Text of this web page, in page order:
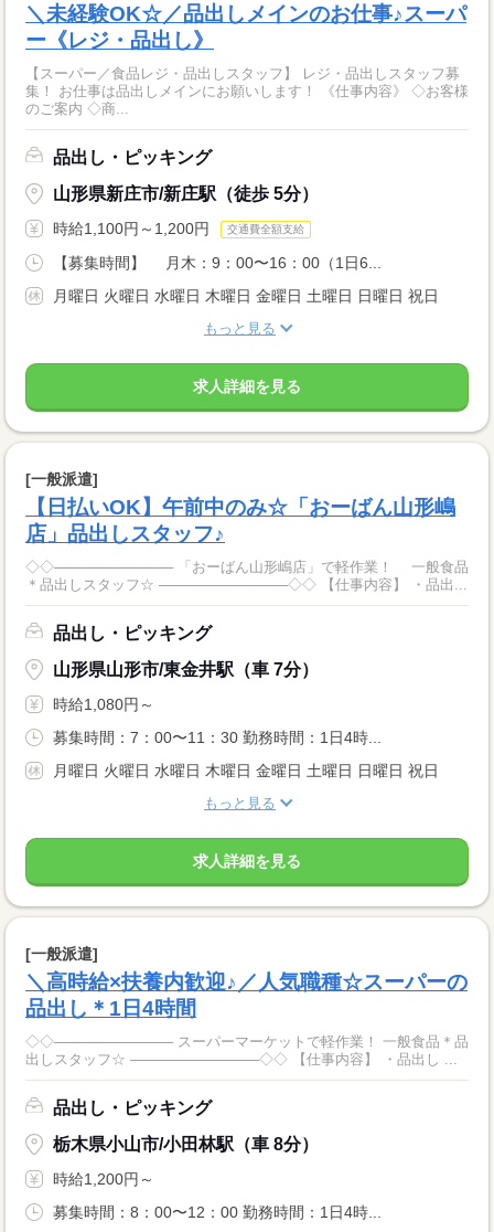
＼未経験OK☆／品出しメインのお仕事♪スーパ
ー《レジ・品出し》
【スーパー／食品レジ・品出しスタッフ】 レジ・品出しスタッフ募
集！ お仕事は品出しメインにお願いします！ 《仕事内容》 ◇お客様
のご案内 ◇商...
品出し・ピッキング
山形県新庄市/新庄駅（徒歩 5分）
時給1,100円～1,200円 交通費全額支給
【募集時間】 月木：9：00〜16：00（1日6...
月曜日 火曜日 水曜日 木曜日 金曜日 土曜日 日曜日 祝日
もっと見る
求人詳細を見る
[一般派遣]
【日払いOK】午前中のみ☆「おーばん山形嶋
店」品出しスタッフ♪
◇◇──────────── 「おーばん山形嶋店」で軽作業！ 一般食品
＊品出しスタッフ☆ ─────────────◇◇ 【仕事内容】 ・品出...
品出し・ピッキング
山形県山形市/東金井駅（車 7分）
時給1,080円～
募集時間：7：00〜11：30 勤務時間：1日4時...
月曜日 火曜日 水曜日 木曜日 金曜日 土曜日 日曜日 祝日
もっと見る
求人詳細を見る
[一般派遣]
＼高時給×扶養内歓迎♪／人気職種☆スーパーの
品出し＊1日4時間
◇◇──────────── スーパーマーケットで軽作業！ 一般食品＊品
出しスタッフ☆ ─────────────◇◇ 【仕事内容】 ・品出し ...
品出し・ピッキング
栃木県小山市/小田林駅（車 8分）
時給1,200円～
募集時間：8：00〜12：00 勤務時間：1日4時...